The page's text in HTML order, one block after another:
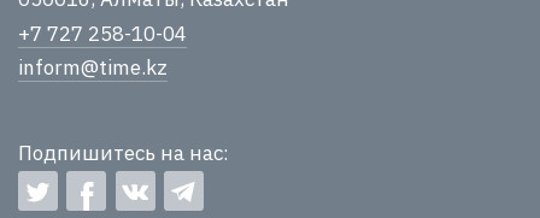
+7 727 258-10-04
inform@time.kz
Подпишитесь на нас: